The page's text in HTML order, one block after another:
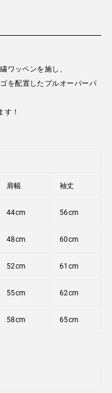
ワッペンを施し、
を配置したプルオーバーパ
す！
肩幅 袖丈
44cm 56cm
48cm 60cm
52cm 61cm
55cm 62cm
58cm 65cm